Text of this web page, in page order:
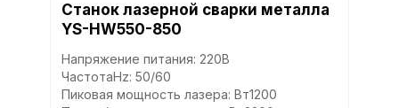
Станок лазерной сварки металла
YS-HW550-850
Напряжение питания: 220В
ЧастотаHz: 50/60
Пиковая мощность лазера: Вт1200